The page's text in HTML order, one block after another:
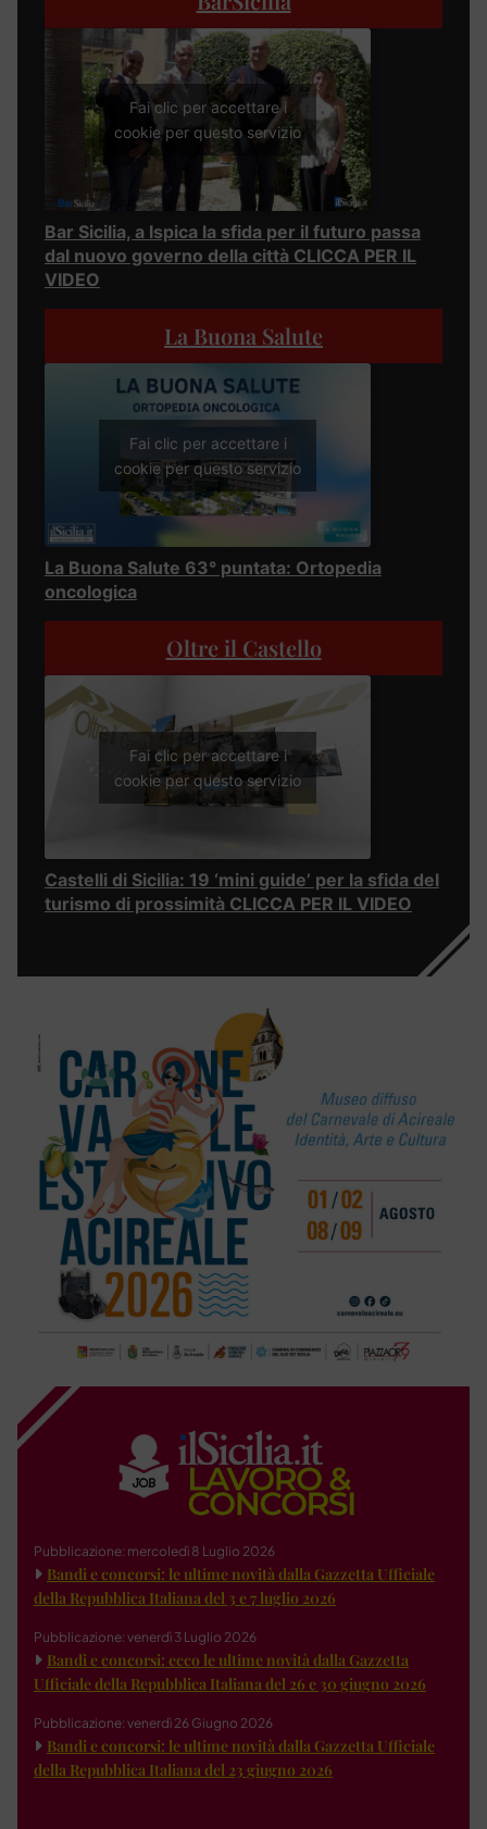
Fai clic per accettare i
cookie per questo servizio
Bar Sicilia, a Ispica la sfida per il futuro passa
dal nuovo governo della città CLICCA PER IL
VIDEO
La Buona Salute
Fai clic per accettare i
cookie per questo servizio
La Buona Salute 63° puntata: Ortopedia
oncologica
Oltre il Castello
Fai clic per accettare i
cookie per questo servizio
Castelli di Sicilia: 19 ‘mini guide’ per la sfida del
turismo di prossimità CLICCA PER IL VIDEO
Pubblicazione: mercoledì 8 Luglio 2026
Bandi e concorsi: le ultime novità dalla Gazzetta Ufficiale
della Repubblica Italiana del 3 e 7 luglio 2026
Pubblicazione: venerdì 3 Luglio 2026
Bandi e concorsi: ecco le ultime novità dalla Gazzetta
Ufficiale della Repubblica Italiana del 26 e 30 giugno 2026
Pubblicazione: venerdì 26 Giugno 2026
Bandi e concorsi: le ultime novità dalla Gazzetta Ufficiale
della Repubblica Italiana del 23 giugno 2026